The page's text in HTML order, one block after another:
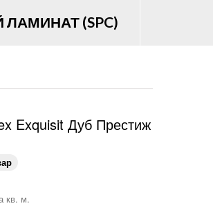
(SPC)
Exquisit Дуб Престиж
кв. м.